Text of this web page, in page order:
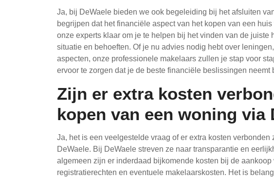
Ja, bij DeWaele bieden we ook begeleiding bij het afsluiten
begrijpen dat het financiële aspect van het kopen van een
onze experts klaar om je te helpen bij het vinden van de
situatie en behoeften. Of je nu advies nodig hebt over
aspecten, onze professionele makelaars zullen je stap voor
ervoor te zorgen dat je de beste financiële beslissingen
Zijn er extra kosten
kopen van een woning via
Ja, het is een veelgestelde vraag of er extra kosten
DeWaele. Bij DeWaele streven ze naar transparantie en
algemeen zijn er inderdaad bijkomende kosten bij de
registratierechten en eventuele makelaarskosten. Het is